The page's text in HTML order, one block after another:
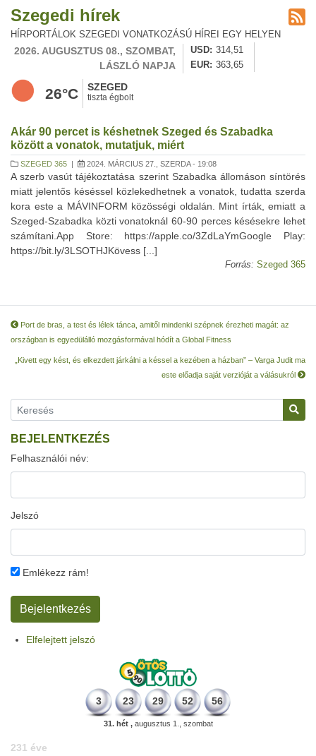
Szegedi hírek
HÍRPORTÁLOK SZEGEDI VONATKOZÁSÚ HÍREI EGY HELYEN
2026. AUGUSZTUS 08., SZOMBAT,
LÁSZLÓ NAPJA
USD
314,51
EUR
363,65
26°C SZEGED
tiszta égbolt
Akár 90 percet is késhetnek Szeged és Szabadka
között a vonatok, mutatjuk, miért
SZEGED 365 | 2024. MÁRCIUS 27., SZERDA - 19:08
A szerb vasút tájékoztatása szerint Szabadka állomáson síntörés
miatt jelentős késéssel közlekedhetnek a vonatok, tudatta szerda
kora este a MÁVINFORM közösségi oldalán. Mint írták, emiatt a
Szeged-Szabadka közti vonatoknál 60-90 perces késésekre lehet
számítani.App Store: https://apple.co/3ZdLaYmGoogle Play:
https://bit.ly/3LSOTHJKövess [...]
Forrás: Szeged 365
Port de bras, a test és lélek tánca, amitől mindenki szépnek érezheti magát: az
országban is egyedülálló mozgásformával hódít a Global Fitness
„Kivett egy kést, és elkezdett járkálni a késsel a kezében a házban” – Varga Judit ma
este előadja saját verzióját a válásukról
BEJELENTKEZÉS
Felhasználói név:
Jelszó
Emlékezz rám!
Elfelejtett jelszó
3 23 29 52 56
31. hét ,augusztus 1., szombat
331 éve